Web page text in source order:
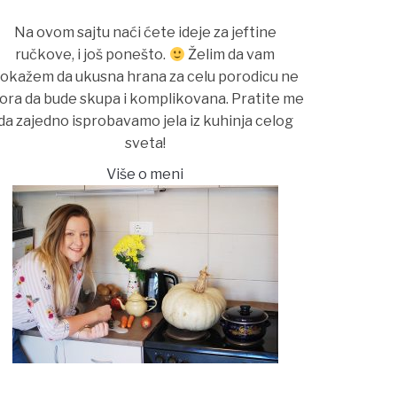
Na ovom sajtu naći ćete ideje za jeftine
ručkove, i još ponešto.
Želim da vam
da ukusna hrana za celu porodicu ne
da bude skupa i komplikovana. Pratite me
zajedno isprobavamo jela iz kuhinja celog
sveta!
Više o meni